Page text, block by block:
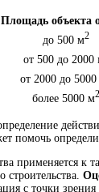
Площадь объекта
до 500 м2
от 500 до 2000
от 2000 до
более 5000 м2
помочь
применяется
с точки